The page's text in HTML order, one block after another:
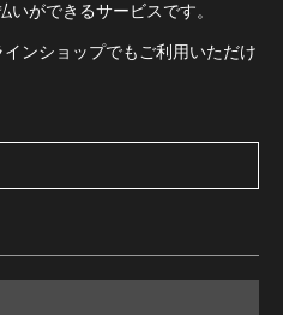
ができるサービスです。
ンショップでもご利用いただけ